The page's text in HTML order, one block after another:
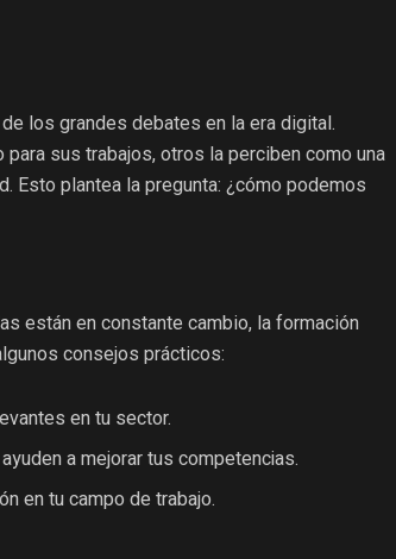
los grandes debates en la era digital.
sus trabajos, otros la perciben como una
Esto plantea la pregunta: ¿cómo podemos
están en constante cambio, la formación
consejos prácticos:
en tu sector.
a mejorar tus competencias.
en tu campo de trabajo.